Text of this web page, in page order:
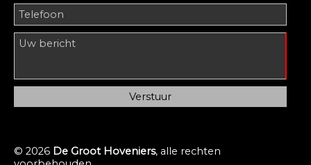
© 2026 De Groot Hoveniers, alle rechten